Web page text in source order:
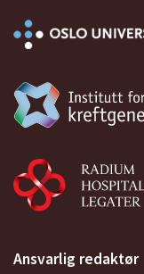
Ansvarlig redaktør